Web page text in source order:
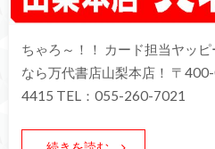
ちゃろ～！！ カード担当ヤ
なら万代書店山梨本店！ 〒
4415 TEL：055-260-7021